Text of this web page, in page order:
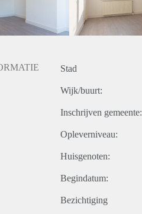
Stad
Wijk/buurt:
Inschrijven gemeente:
Opleverniveau:
Huisgenoten:
Begindatum:
Bezichtiging